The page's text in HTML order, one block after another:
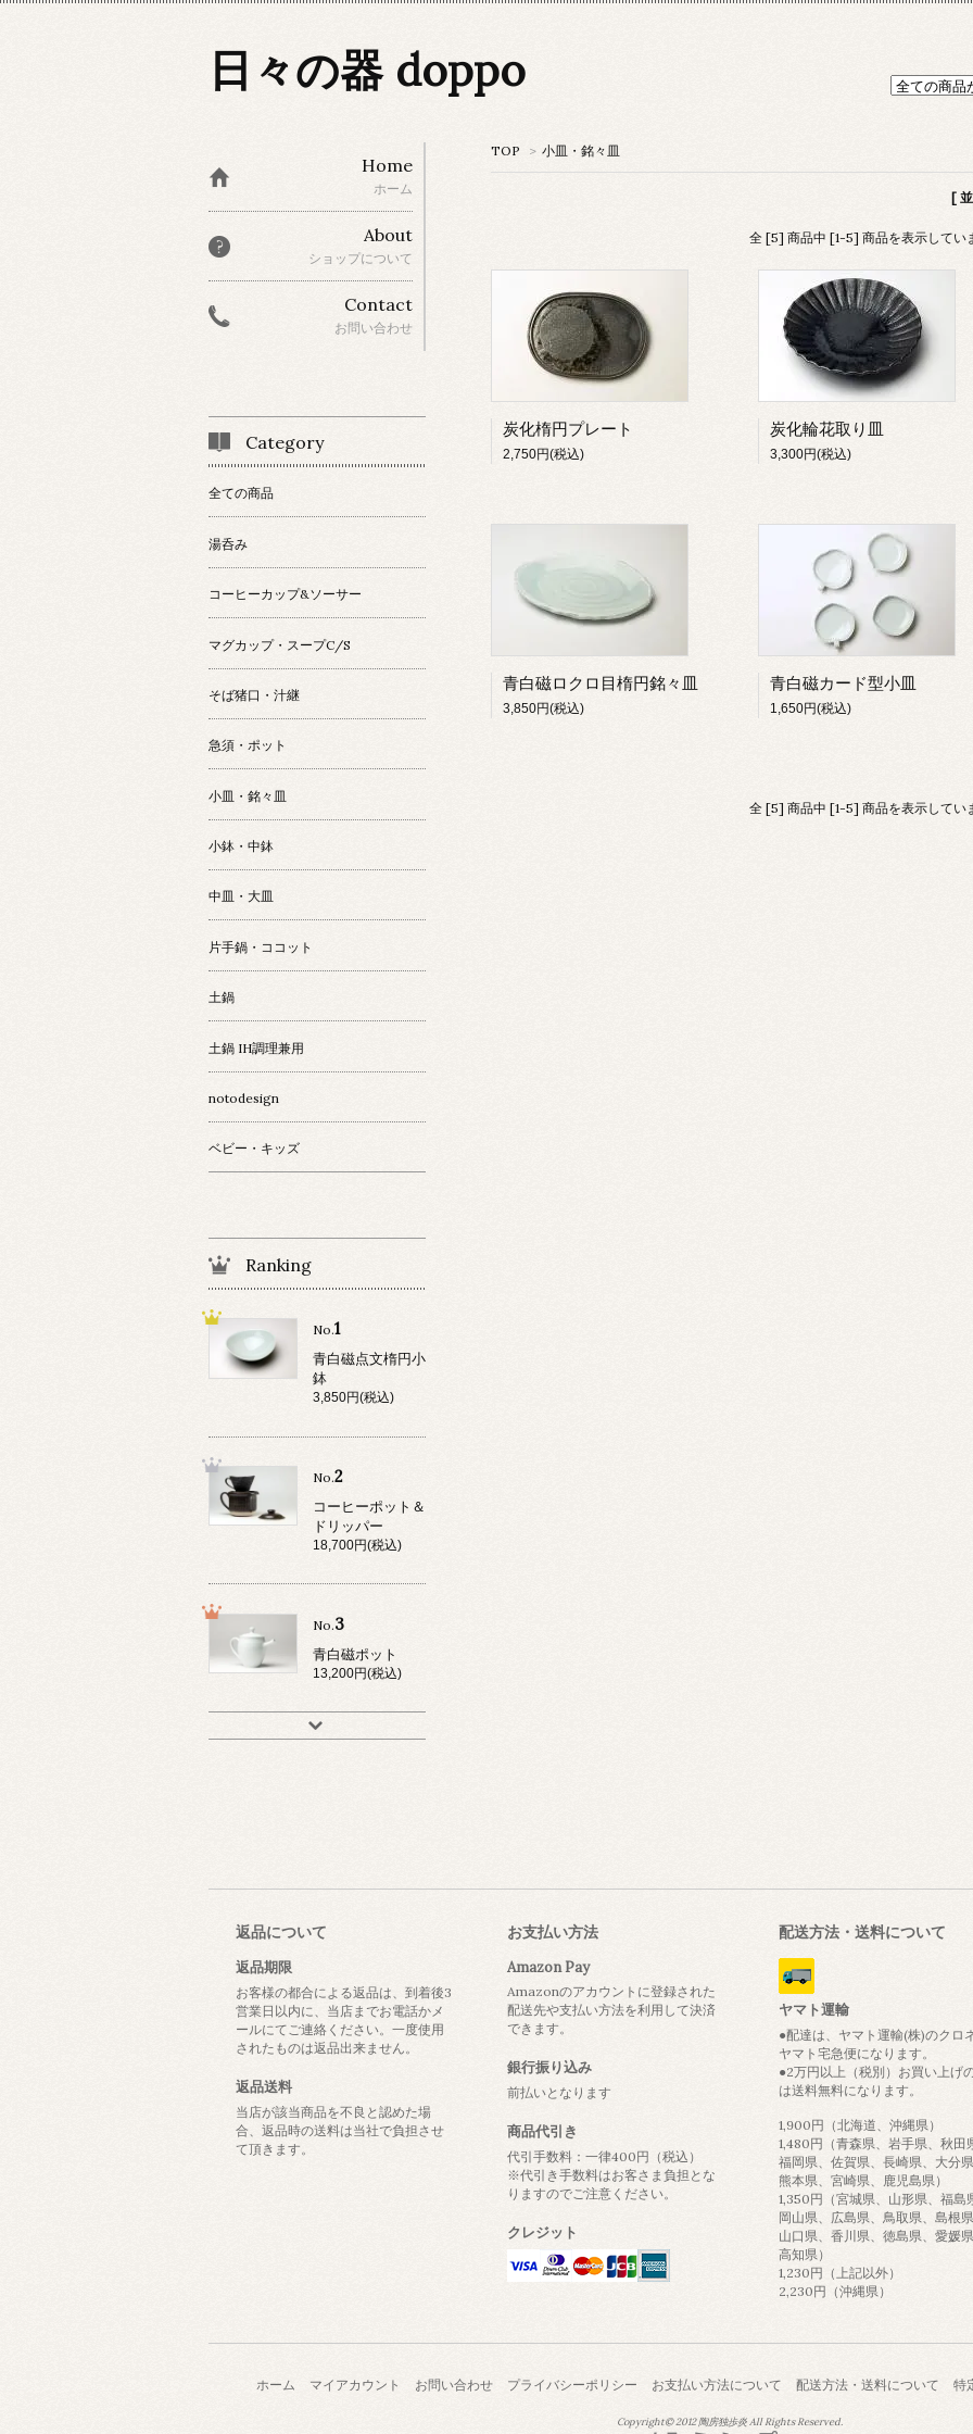
日々の器 doppo
TOP > 小皿・銘々皿
[
全 [5] 商品中 [1-5] 商品を表示してい
炭化楕円プレート
2,750円(税込)
炭化輪花取り皿
3,300円(税込)
青白磁ロクロ目楕円銘々皿
3,850円(税込)
青白磁カード型小皿
1,650円(税込)
全 [5] 商品中 [1-5] 商品を表示してい
Home
ホーム
About
ショップについて
Contact
お問い合わせ
Category
全ての商品
湯呑み
コーヒーカップ&ソーサー
マグカップ・スープC/S
そば猪口・汁継
急須・ポット
小皿・銘々皿
小鉢・中鉢
中皿・大皿
片手鍋・ココット
土鍋
土鍋 IH調理兼用
notodesign
ベビー・キッズ
Ranking
No.1
青白磁点文楕円小
鉢
3,850円(税込)
No.2
コーヒーポット＆
ドリッパー
18,700円(税込)
No.3
青白磁ポット
13,200円(税込)
返品について
返品期限
お客様の都合による返品は、到着後3
営業日以内に、当店までお電話かメ
ールにてご連絡ください。一度使用
されたものは返品出来ません。
返品送料
当店が該当商品を不良と認めた場
合、返品時の送料は当社で負担させ
て頂きます。
お支払い方法
Amazon Pay
Amazonのアカウントに登録された
配送先や支払い方法を利用して決済
できます。
銀行振り込み
前払いとなります
商品代引き
代引手数料：一律400円（税込）
※代引き手数料はお客さま負担とな
りますのでご注意ください。
クレジット
配送方法・送料について
ヤマト運輸
●配達は、ヤマト運輸(株)のクロ
ヤマト宅急便になります。
●2万円以上（税別）お買い上げ
は送料無料になります。
1,900円（北海道、沖縄県）
1,480円（青森県、岩手県、秋田
福岡県、佐賀県、長崎県、大分
熊本県、宮崎県、鹿児島県）
1,350円（宮城県、山形県、福島
岡山県、広島県、鳥取県、島根
山口県、香川県、徳島県、愛媛
高知県）
1,230円（上記以外）
2,230円（沖縄県）
ホーム マイアカウント お問い合わせ プライバシーポリシー お支払い方法について 配送方法・送料について 特
Copyright© 2012 陶房独歩炎 All Rights Reserved.